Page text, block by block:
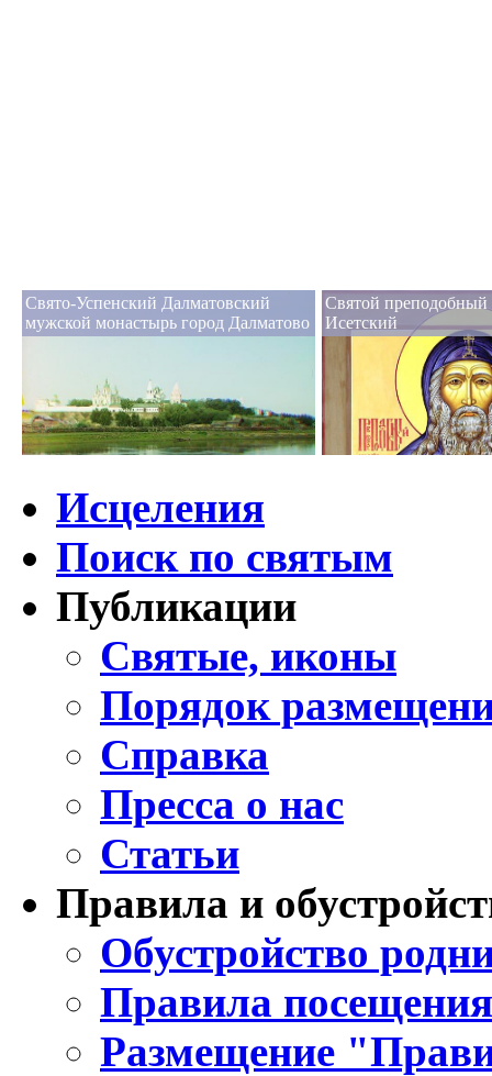
Свято-Успенский Далматовский
мужской монастырь город Далматово
Святой преподобный
Исетский
Исцеления
Поиск по святым
Публикации
Святые, иконы
Порядок
Справка
Пресса о нас
Статьи
Правила и
Обустройство
Правила
Размещение